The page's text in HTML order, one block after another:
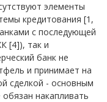
элементы
кредитования [1,
с последующей
[4]), так и
банк не
и принимает на
сделкой - основным
накапливать